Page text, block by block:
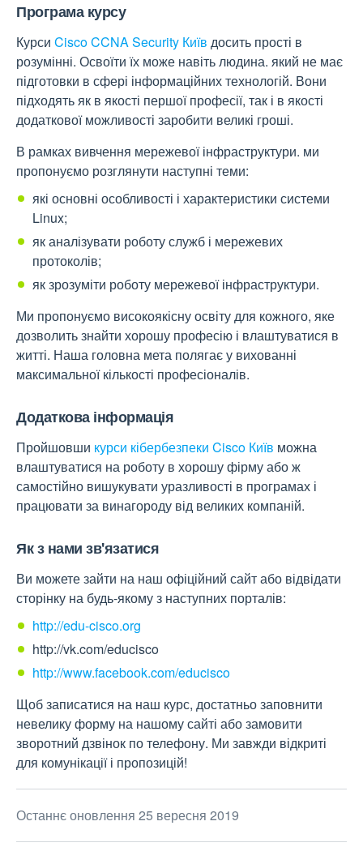
Програма курсу
Курси Cisco CCNA Security Київ досить прості в
розумінні. Освоїти їх може навіть людина. який не має
підготовки в сфері інформаційних технологій. Вони
підходять як в якості першої професії, так і в якості
додаткової можливості заробити великі гроші.
В рамках вивчення мережевої інфраструктури. ми
пропонуємо розглянути наступні теми:
які основні особливості і характеристики системи
Linux;
як аналізувати роботу служб і мережевих
протоколів;
як зрозуміти роботу мережевої інфраструктури.
Ми пропонуємо високоякісну освіту для кожного, яке
дозволить знайти хорошу професію і влаштуватися в
житті. Наша головна мета полягає у вихованні
максимальної кількості професіоналів.
Додаткова інформація
Пройшовши курси кібербезпеки Cisco Київ можна
влаштуватися на роботу в хорошу фірму або ж
самостійно вишукувати уразливості в програмах і
працювати за винагороду від великих компаній.
Як з нами зв'язатися
Ви можете зайти на наш офіційний сайт або відвідати
сторінку на будь-якому з наступних порталів:
http://edu-cisco.org
http://vk.com/educisco
http://www.facebook.com/educisco
Щоб записатися на наш курс, достатньо заповнити
невелику форму на нашому сайті або замовити
зворотний дзвінок по телефону. Ми завжди відкриті
для комунікації і пропозицій!
Останнє оновлення 25 вересня 2019